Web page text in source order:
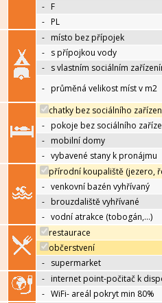
- F
- PL
- místo bez přípojek
- s přípojkou vody
- s vlastním sociálním
- průměná velikost míst v m2
chatky bez sociálního
- pokoje bez sociálního
- mobilní domy
- vybavené stany k pronájmu
přírodní koupaliště (jezero,
- venkovní bazén vyhřívaný
- brouzdaliště vyhřívané
- vodní atrakce (tobogán,…)
restaurace
občerstvení
- supermarket
- internet point-počitač k
- WiFi- areál pokryt min 80%